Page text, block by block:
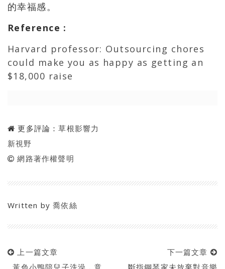
的幸福感。
Reference :
Harvard professor: Outsourcing chores
could make you as happy as getting an
$18,000 raise
更多評論：草根影響力
新視野
網路著作權聲明
Written by喬依絲
上一篇文章
黃色小鴨陪兒子洗澡，竟
下一篇文章
斷指鋼琴家未放棄對音樂